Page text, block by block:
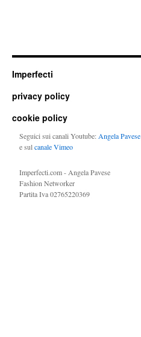
Imperfecti
privacy policy
cookie policy
Seguici sui canali Youtube: Angela Pavese
e sulcanale Vimeo
Imperfecti.com - Angela Pavese
Fashion Networker
Partita Iva 02765220369